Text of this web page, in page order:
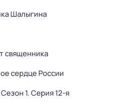
Шалыгина
священника
сердце России
Сезон 1. Серия 12-я